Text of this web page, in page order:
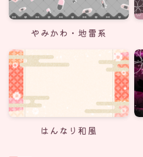
やみかわ・地雷系
はんなり和風